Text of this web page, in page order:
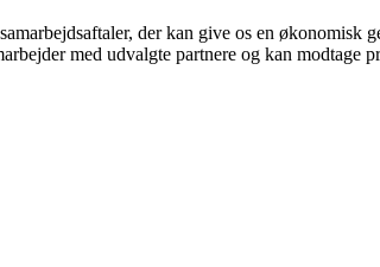
der kan give os en økonomisk
med udvalgte partnere og kan